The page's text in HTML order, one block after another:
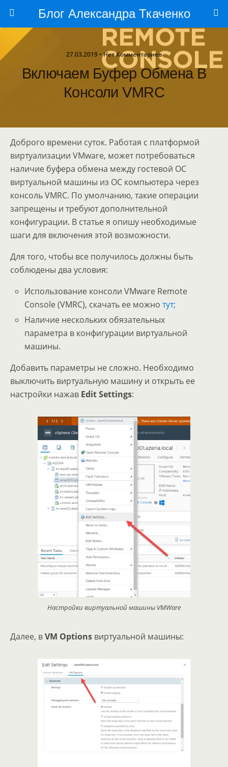
Блог Александра Ткаченко
27.03.2019 • Нет Комментариев
Включаем Буфер Обмена В
Консоли VMRC
Доброго времени суток. Работая с платформой
виртуализации VMware, может потребоваться
наличие буфера обмена между гостевой ОС
виртуальной машины из ОС компьютера через
консоль VMRC. По умолчанию, такие операции
запрещены и требуют дополнительной
конфигурации. В статье я опишу необходимые
шаги для включения этой возможности.
Для того, чтобы все получилось должны быть
соблюдены два условия:
Использование консоли VMware Remote
Console (VMRC), скачать ее можнотут;
Наличие нескольких обязательных
параметра в конфигурации виртуальной
машины.
Добавить параметры не сложно. Необходимо
выключить виртуальную машину и открыть ее
настройки нажав Edit Settings:
Настройки виртуальной машины VMWare
Далее, вVM Options виртуальной машины: